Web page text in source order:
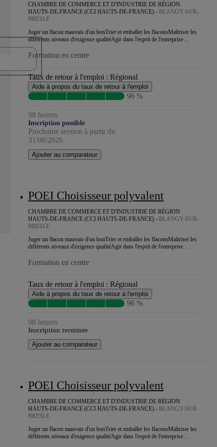
CHAMBRE DE COMMERCE ET D'INDUSTRIE DE RÉGION
HAUTS-DE-FRANCE (CCI HAUTS-DE-FRANCE) - BLANGY-SUR-
BRESLE
Juger un flacon mauvais d'un bonTrier et emballer les flaconsMaîtriser les
différents niveaux d'exigence qualitéAgir dans l'esprit de l'entreprise ...
Formation en centre
Taux de retour à l'emploi : Régional
Aide à propos du taux de retour à l'emploi
96 %
98 heures
Inscription possible
Prochaine session à partir du
31/08/2026
Ajouter au comparateur
POEI Choisisseur polyvalent
CHAMBRE DE COMMERCE ET D'INDUSTRIE DE RÉGION
HAUTS-DE-FRANCE (CCI HAUTS-DE-FRANCE) - BLANGY-SUR-
BRESLE
Juger un flacon mauvais d'un bonTrier et emballer les flaconsMaîtriser les
différents niveaux d'exigence qualitéAgir dans l'esprit de l'entreprise ...
Formation en centre
Taux de retour à l'emploi : Régional
Aide à propos du taux de retour à l'emploi
96 %
98 heures
Inscription terminée
Ajouter au comparateur
POEI Choisisseur polyvalent
CHAMBRE DE COMMERCE ET D'INDUSTRIE DE RÉGION
HAUTS-DE-FRANCE (CCI HAUTS-DE-FRANCE) - BLANGY-SUR-
BRESLE
Juger un flacon mauvais d'un bonTrier et emballer les flaconsMaîtriser les
différents niveaux d'exigence qualitéAgir dans l'esprit de l'entreprise ...